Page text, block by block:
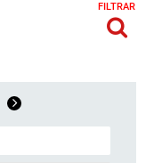
FILTRAR